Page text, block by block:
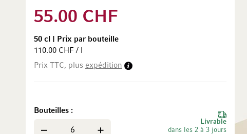
55.00 CHF
50 cl
Prix par bouteille
110.00 CHF / l
Prix TTC, plus expédition
Livrable
dans les 2 à 3 jours
Bouteilles